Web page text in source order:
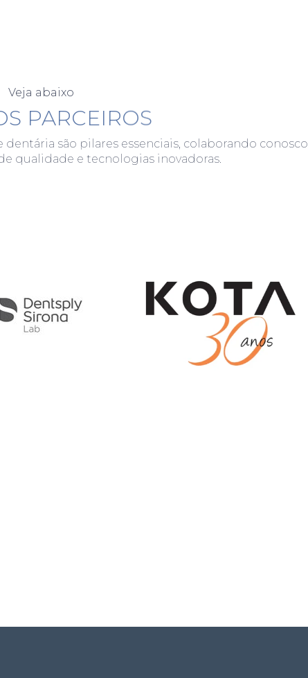
Veja abaixo
PARCEIROS
dentária são pilares essenciais, colaborando conosco
qualidade e tecnologias inovadoras.